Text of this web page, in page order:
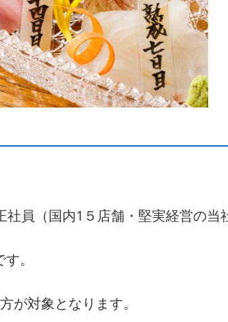
員（国内1５店舗・堅実経営の当
。
が対象となります。